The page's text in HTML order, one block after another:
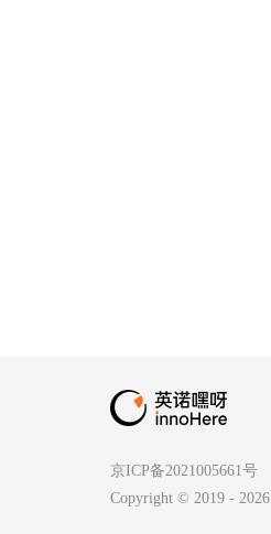
京ICP备2021005661号
Copyright © 2019 - 2026